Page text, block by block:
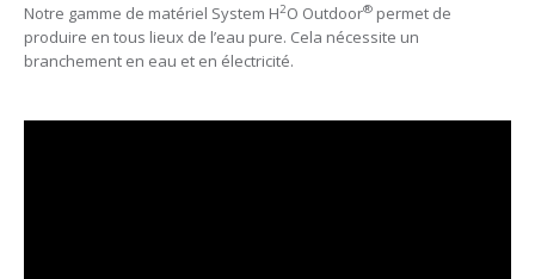
Notre gamme de matériel System H2O Outdoor®permet de
produire en tous lieux de l’eau pure. Cela nécessite un
branchement en eau et en électricité.